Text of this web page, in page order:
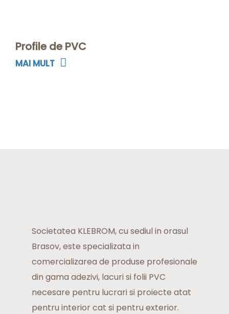
Profile de PVC
MAI MULT
Societatea KLEBROM, cu sediul in orasul
Brasov, este specializata in
comercializarea de produse profesionale
din gama adezivi, lacuri si folii PVC
necesare pentru lucrari si proiecte atat
pentru interior cat si pentru exterior.